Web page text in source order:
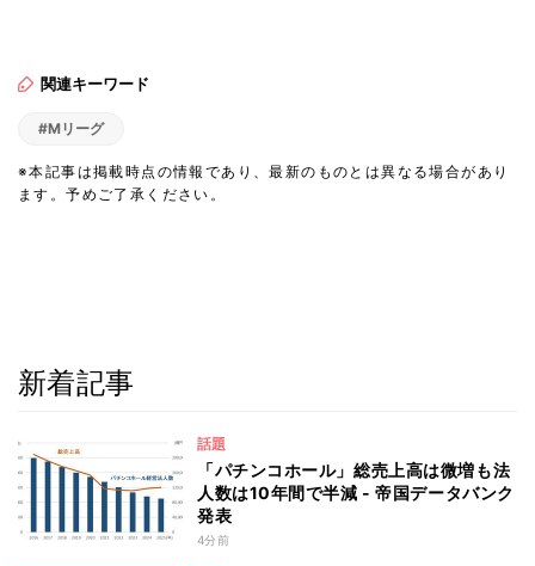
関連キーワード
#Mリーグ
※本記事は掲載時点の情報であり、最新のものとは異なる場合があり
ます。予めご了承ください。
新着記事
話題
「パチンコホール」総売上高は微増も法
人数は10年間で半減 - 帝国データバンク
発表
4分前